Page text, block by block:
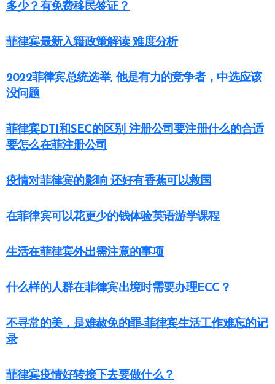
多少？有免费移民签证？
菲律宾最新入籍政策解读 难度分析
2022菲律宾总统选举, 他是有力的竞争者，中选应该
没问题
菲律宾DTI和SEC的区别 注册公司要注册什么的合适
要怎么在菲注册公司
疫情对菲律宾的影响 还好有香蕉可以救国
在菲律宾可以花更少的钱体验英语游学课程
生活在菲律宾外出需注意的事项
什么样的人群在菲律宾出境时需要办理ECC？
不寻常的美，是难赦免的罪-菲律宾生活工作难忘的记
录
菲律宾疫情好转接下去要做什么？